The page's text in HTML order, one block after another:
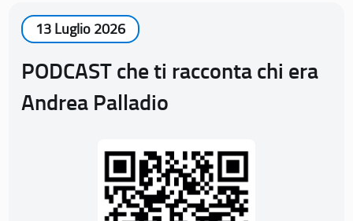
13 Luglio 2026
PODCAST che ti racconta chi era
Andrea Palladio